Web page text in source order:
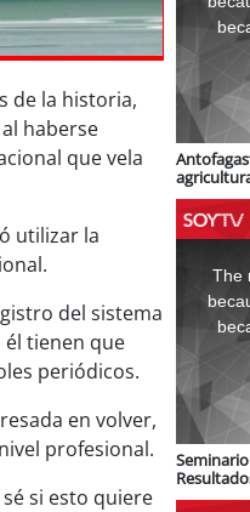
de la historia,
haberse
que vela
utilizar la
del sistema
él tienen que
periódicos.
en volver,
profesional.
si esto quiere
window.
The
logística